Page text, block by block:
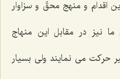
اقدام و منهج محقّ و سزاوار
ما نيز در مقابل اين منهاج‌
حركت مى ‌نمايند ولى بسيار